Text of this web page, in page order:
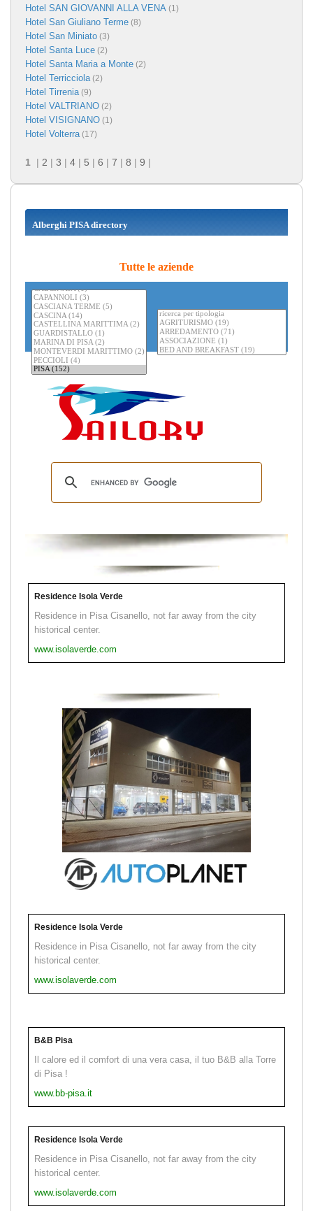
Hotel SAN GIOVANNI ALLA VENA (1)
Hotel San Giuliano Terme (8)
Hotel San Miniato (3)
Hotel Santa Luce (2)
Hotel Santa Maria a Monte (2)
Hotel Terricciola(2)
Hotel Tirrenia(9)
Hotel VALTRIANO (2)
Hotel VISIGNANO (1)
Hotel Volterra(17)
1 | 2 | 3 | 4 | 5 | 6 | 7 | 8 | 9 |
Alberghi PISA directory
Tutte le aziende
Residence Isola Verde
Residence in Pisa Cisanello, not far away from the city
historical center.
www.isolaverde.com
Residence Isola Verde
Residence in Pisa Cisanello, not far away from the city
historical center.
www.isolaverde.com
B&B Pisa
Il calore ed il comfort di una vera casa, il tuo B&B alla Torre
di Pisa !
www.bb-pisa.it
Residence Isola Verde
Residence in Pisa Cisanello, not far away from the city
historical center.
www.isolaverde.com